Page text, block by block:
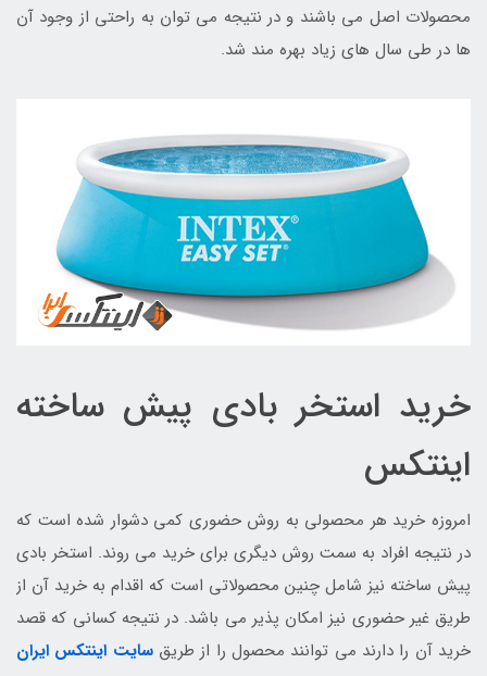
محصولات اصل می باشند و در نتیجه می توان به راحتی از وجود آن
ها در طی سال های زیاد بهره مند شد.
خرید استخر بادی پیش ساخته
اینتکس
امروزه خرید هر محصولی به روش حضوری کمی دشوار شده است که
در نتیجه افراد به سمت روش دیگری برای خرید می روند. استخر بادی
پیش ساخته نیز شامل چنین محصولاتی است که اقدام به خرید آن از
طریق غیر حضوری نیز امکان پذیر می باشد. در نتیجه کسانی که قصد
خرید آن را دارند می توانند محصول را از طریقسایت اینتکس ایران